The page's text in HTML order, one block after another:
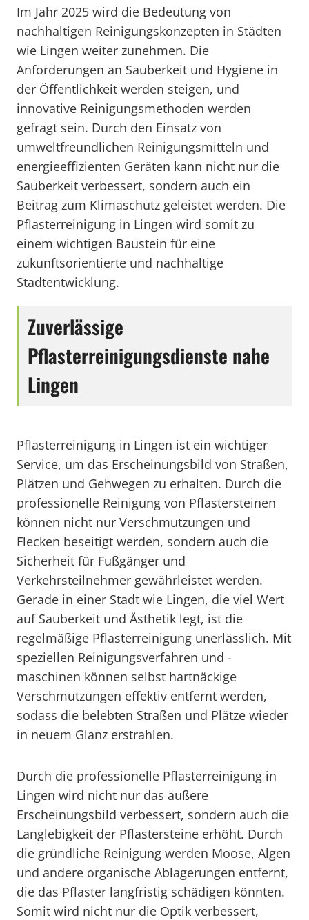
Im Jahr 2025 wird die Bedeutung von
nachhaltigen Reinigungskonzepten in Städten
wie Lingen weiter zunehmen. Die
Anforderungen an Sauberkeit und Hygiene in
der Öffentlichkeit werden steigen, und
innovative Reinigungsmethoden werden
gefragt sein. Durch den Einsatz von
umweltfreundlichen Reinigungsmitteln und
energieeffizienten Geräten kann nicht nur die
Sauberkeit verbessert, sondern auch ein
Beitrag zum Klimaschutz geleistet werden. Die
Pflasterreinigung in Lingen wird somit zu
einem wichtigen Baustein für eine
zukunftsorientierte und nachhaltige
Stadtentwicklung.
Zuverlässige
Pflasterreinigungsdienste nahe
Lingen
Pflasterreinigung in Lingen ist ein wichtiger
Service, um das Erscheinungsbild von Straßen,
Plätzen und Gehwegen zu erhalten. Durch die
professionelle Reinigung von Pflastersteinen
können nicht nur Verschmutzungen und
Flecken beseitigt werden, sondern auch die
Sicherheit für Fußgänger und
Verkehrsteilnehmer gewährleistet werden.
Gerade in einer Stadt wie Lingen, die viel Wert
auf Sauberkeit und Ästhetik legt, ist die
regelmäßige Pflasterreinigung unerlässlich. Mit
speziellen Reinigungsverfahren und -
maschinen können selbst hartnäckige
Verschmutzungen effektiv entfernt werden,
sodass die belebten Straßen und Plätze wieder
in neuem Glanz erstrahlen.
Durch die professionelle Pflasterreinigung in
Lingen wird nicht nur das äußere
Erscheinungsbild verbessert, sondern auch die
Langlebigkeit der Pflastersteine erhöht. Durch
die gründliche Reinigung werden Moose, Algen
und andere organische Ablagerungen entfernt,
die das Pflaster langfristig schädigen könnten.
Somit wird nicht nur die Optik verbessert,